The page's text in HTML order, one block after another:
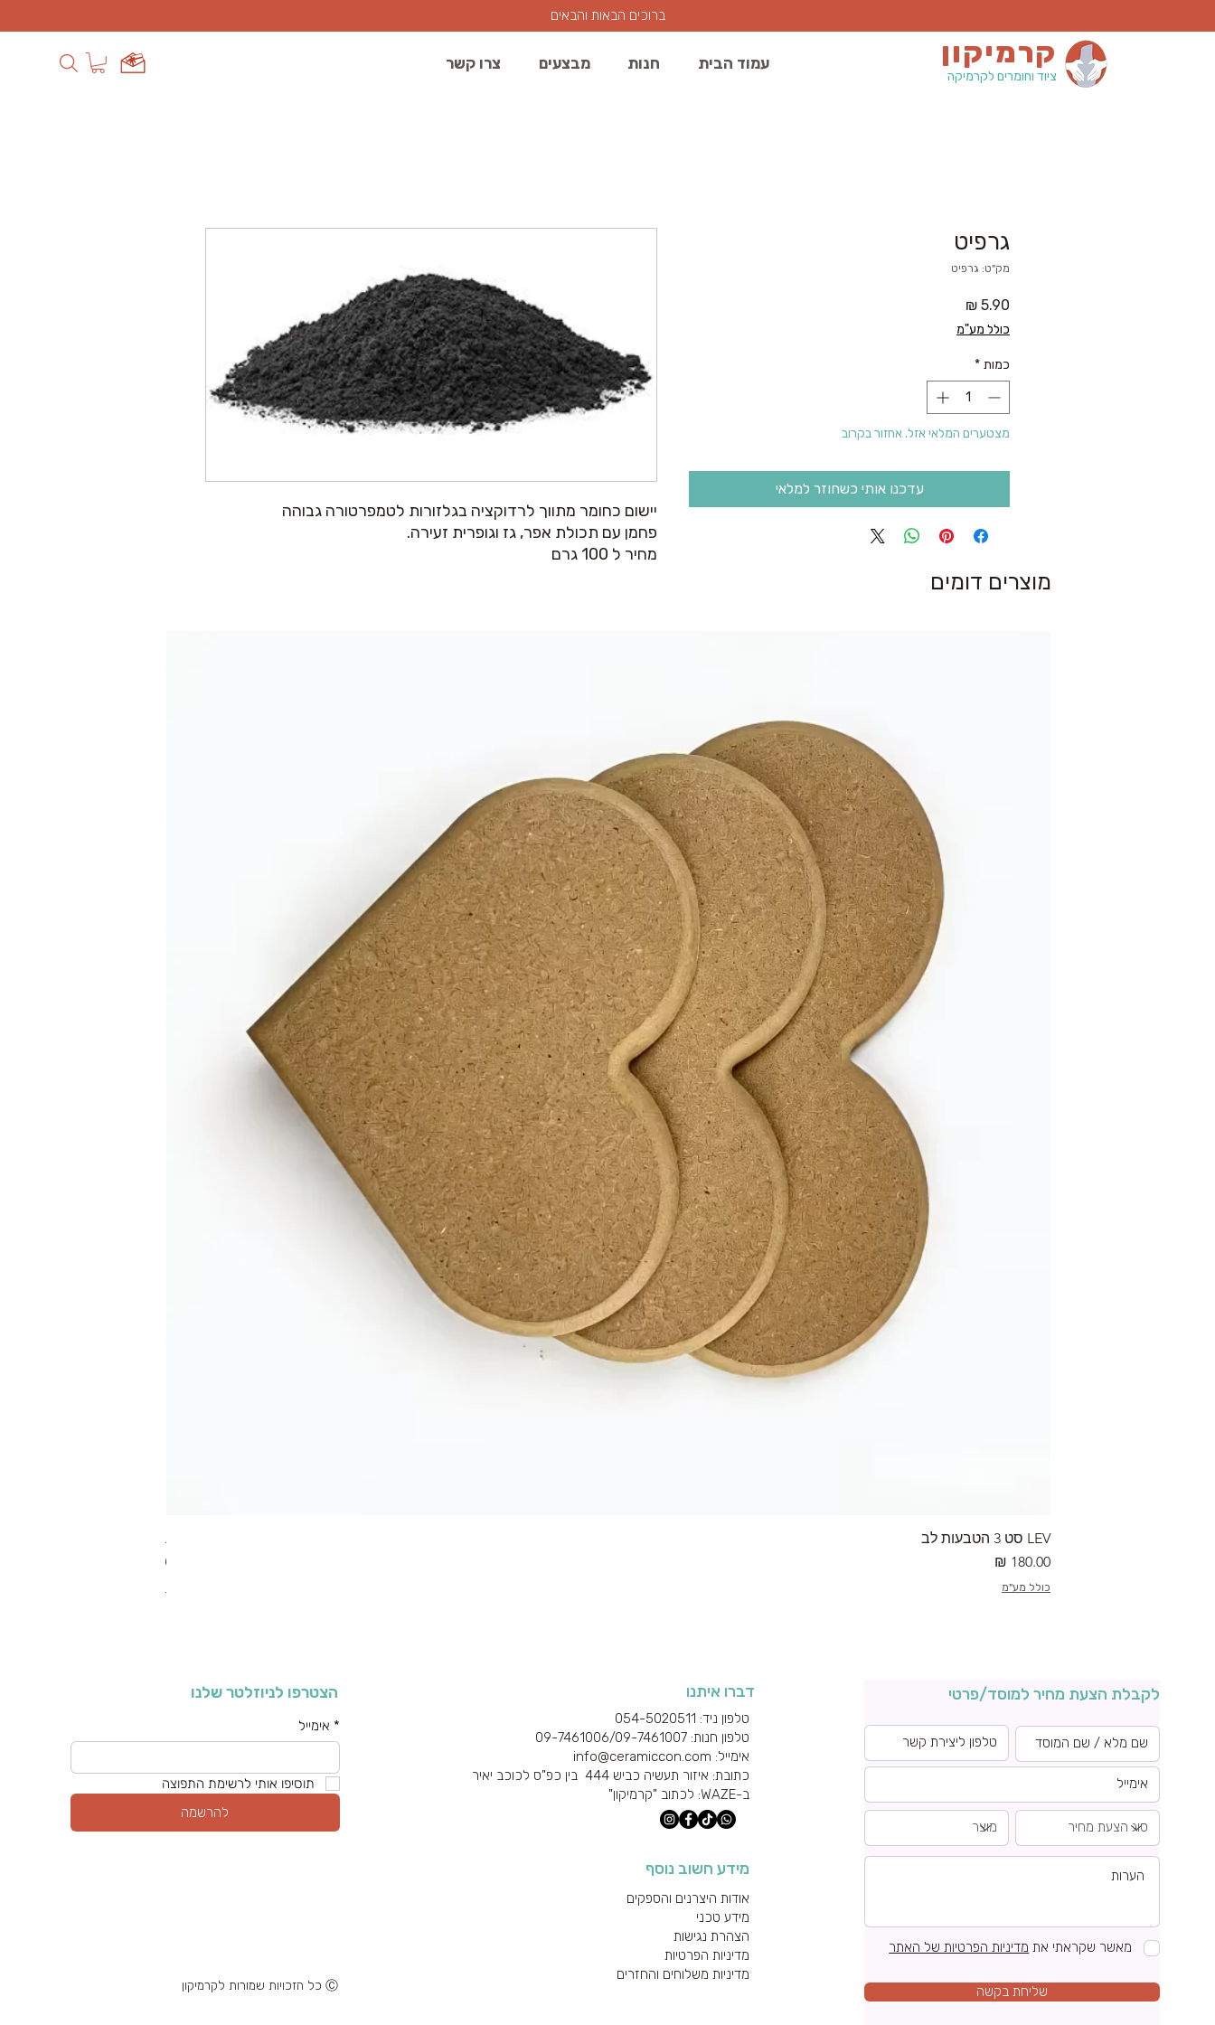
עמוד הבית חנות מבצעים צרו קשר קרמיקון
ציוד וחומרים לקרמיקה
ברוכים הבאות והבאים
יישום כחומר מתווך לרדוקציה בגלזורות לטמפרטורה גבוהה
פחמן עם תכולת אפר, גז וגופרית זעירה.
מחיר ל 100 גרם
גרפיט
מק"ט: גרפיט
כולל מע"מ
כמות *
מצטערים המלאי אזל. אחזור בקרוב
עדכנו אותי כשחוזר למלאי
מוצרים דומים
LEV סט 3 הטבעות לב
מחיר
כולל מע"מ
RA מערוך טקסטורה
מחיר רגיל
הצטרפו לניוזלטר שלנו
* אימייל
תוסיפו אותי לרשימת התפוצה
להרשמה
Ⓒ כל הזכויות שמורות לקרמיקון
דברו איתנו
טלפון ניד: 054-5020511
טלפון חנות: 09-7461006/09-7461007
אימייל: info@ceramiccon.com
כתובת: איזור תעשיה כביש 444 בין כפ"ס לכוכב יאיר
ב-WAZE: לכתוב "קרמיקון"
מידע חשוב נוסף
אודות היצרנים והספקים
מידע טכני
הצהרת נגישות
מדיניות הפרטיות
מדיניות משלוחים והחזרים
לקבלת הצעת מחיר למוסד/פרטי
מאשר שקראתי את מדיניות הפרטיות של האתר
שליחת בקשה